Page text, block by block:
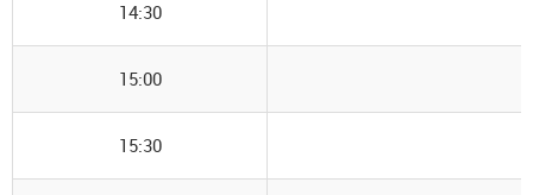
14:30
15:00
15:30